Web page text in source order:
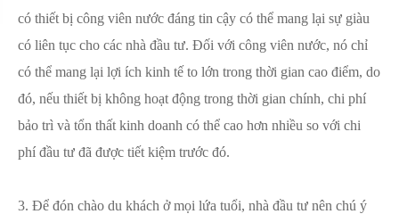
có thiết bị công viên nước đáng tin cậy có thể mang lại sự giàu
có liên tục cho các nhà đầu tư. Đối với công viên nước, nó chỉ
có thể mang lại lợi ích kinh tế to lớn trong thời gian cao điểm, do
đó, nếu thiết bị không hoạt động trong thời gian chính, chi phí
bảo trì và tổn thất kinh doanh có thể cao hơn nhiều so với chi
phí đầu tư đã được tiết kiệm trước đó.
3. Để đón chào du khách ở mọi lứa tuổi, nhà đầu tư nên chú ý